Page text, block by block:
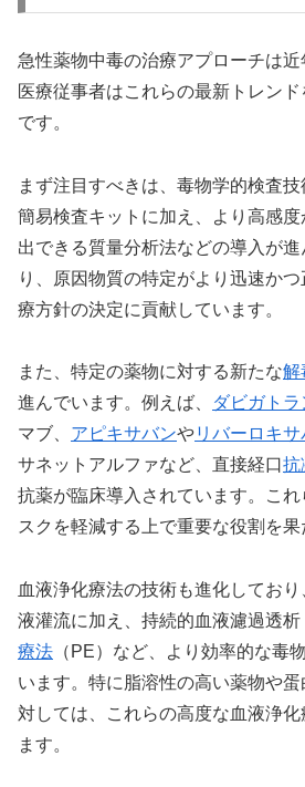
急性薬物中毒の治療アプローチは近
医療従事者はこれらの最新トレン
です。
まず注目すべきは、毒物学的検査
簡易検査キットに加え、より高感
出できる質量分析法などの導入が
り、原因物質の特定がより迅速か
療方針の決定に貢献しています。
また、特定の薬物に対する新たな解
進んでいます。例えば、
ダビガトラ
マブ、 アピキサバンやリバーロキサ
サネットアルファなど、直接経口 抗
抗薬が臨床導入されています。これ
スクを軽減する上で重要な役割を果
血液浄化療法の技術も進化してお
液灌流に加え、持続的血液濾過透
療法 （PE）など、より効率的な毒
います。特に脂溶性の高い薬物や
対しては、これらの高度な血液浄
ます。